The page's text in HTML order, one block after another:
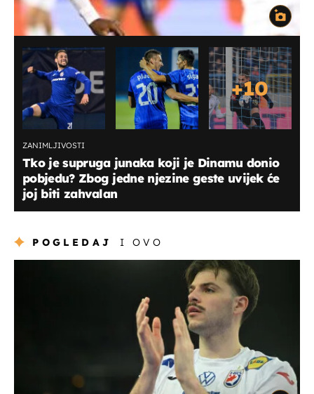
+10
ZANIMLJIVOSTI
Tko je supruga junaka koji je Dinamu donio
pobjedu? Zbog jedne njezine geste uvijek će
joj biti zahvalan
POGLEDAJ I OVO